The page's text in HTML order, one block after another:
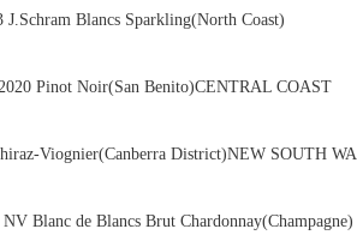
Blancs Sparkling(North Coast)
Pinot Noir(San Benito)CENTRAL COAST
Viognier(Canberra District)NEW SOUTH
Blanc de Blancs Brut Chardonnay(Champagne)